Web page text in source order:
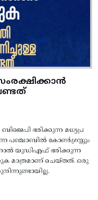
ബിജെപി ഭരിക്കുന്ന മധ്യപ്ര
പഞ്ചാബിൽ കോൺഗ്രസ്സും
യുഡിഎഫ് ഭരിക്കുന്ന
മാത്രമാണ് ചെയ്തത്. ഒരു